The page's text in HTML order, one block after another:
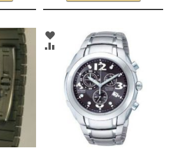
ZUR
WUNSCHLISTE
HINZUFÜGEN
ZUR
VERGLEICHSLISTE
HINZUFÜGEN